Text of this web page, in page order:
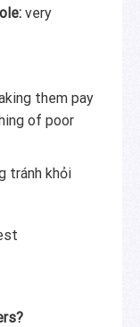
very
them pay
of poor
tránh khỏi